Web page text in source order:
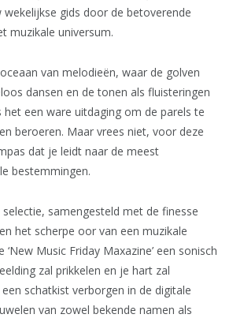
gids door de betoverende
muzikale universum.
van melodieën, waar de golven
dansen en de tonen als fluisteringen
het een ware uitdaging om de parels te
beroeren. Maar vrees niet, voor deze
dat je leidt naar de meest
bestemmingen.
samengesteld met de finesse
het scherpe oor van een muzikale
Music Friday Maxazine’ een sonisch
zal prikkelen en je hart zal
schatkist verborgen in de digitale
van zowel bekende namen als